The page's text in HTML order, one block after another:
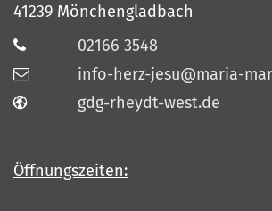
41239 Mönchengladbach
02166 3548
info-herz-jesu@maria-
gdg-rheydt-west.de
Öffnungszeiten: